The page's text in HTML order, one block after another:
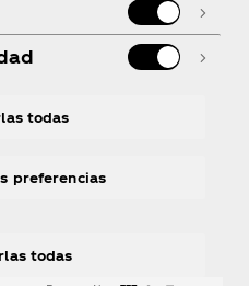
todas
todas
preferencias